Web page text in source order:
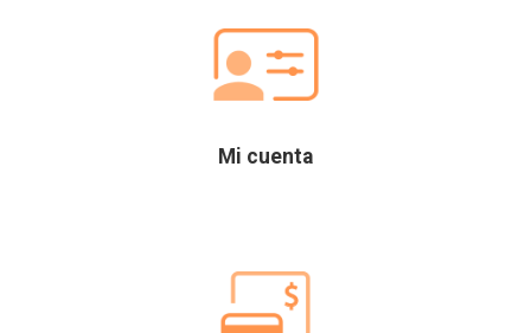
Mi cuenta